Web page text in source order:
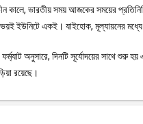
কালে, ভারতীয় সময় আজকের সময়ের
ইউনিটে একই। যাইহোক, মূল্যায়নের
অনুসারে, দিনটি সূর্যোদয়ের সাথে শুরু
রয়েছে।